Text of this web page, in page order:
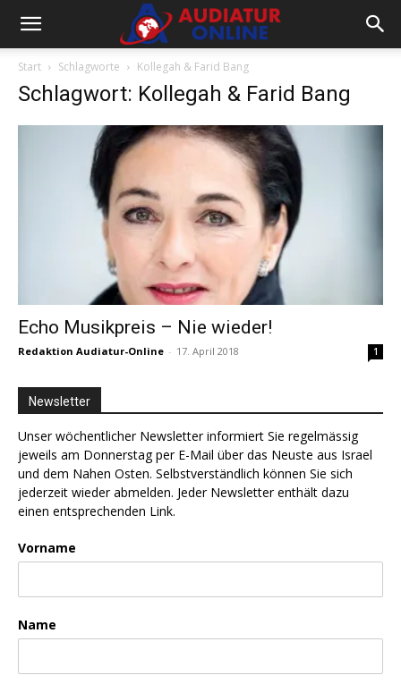
Start Schlagworte Kollegah & Farid Bang
Schlagwort: Kollegah & Farid Bang
Echo Musikpreis – Nie wieder!
Redaktion Audiatur-Online - 17. April 2018 1
Newsletter
Unser wöchentlicher Newsletter informiert Sie regelmässig
jeweils am Donnerstag per E-Mail über das Neuste aus Israel
und dem Nahen Osten. Selbstverständlich können Sie sich
jederzeit wieder abmelden. Jeder Newsletter enthält dazu
einen entsprechenden Link.
Vorname
Name